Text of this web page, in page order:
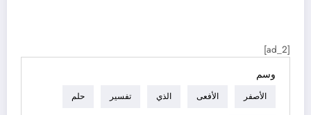
[ad_2]
وسم
الأصفر الأفعى الذي تفسير حلم